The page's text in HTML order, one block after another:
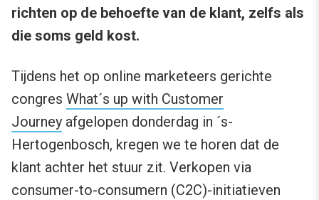
richten op de behoefte van de klant, zelfs als
die soms geld kost.
Tijdens het op online marketeers gerichte
congres What´s up with Customer
Journey afgelopen donderdag in ´s-
Hertogenbosch, kregen we te horen dat de
klant achter het stuur zit. Verkopen via
consumer-to-consumern (C2C)-initiatieven